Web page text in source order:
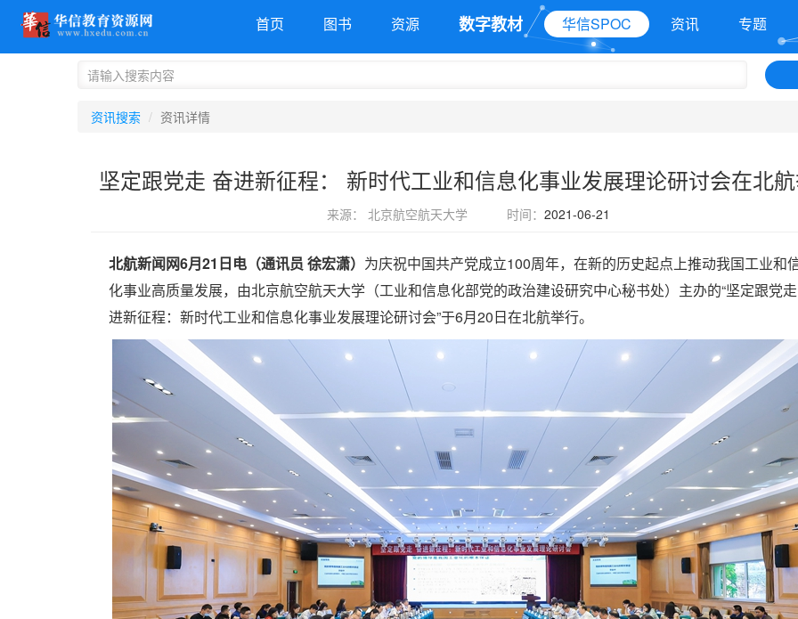
首页 图书 资源 数字教材 华信SPOC 资讯 专题
资讯搜索 资讯详情
坚定跟党走 奋进新征程： 新时代工业和信息化事业发展理论研讨会在北
来源： 北京航空航天大学 时间： 2021-06-21
北航新闻网6月21日电（通讯员 徐宏潇） 为庆祝中国共产党成立100周年，在新的历史起点上推动我国工业和
化事业高质量发展，由北京航空航天大学（工业和信息化部党的政治建设研究中心秘书处）主办的“坚定跟党
进新征程：新时代工业和信息化事业发展理论研讨会”于6月20日在北航举行。